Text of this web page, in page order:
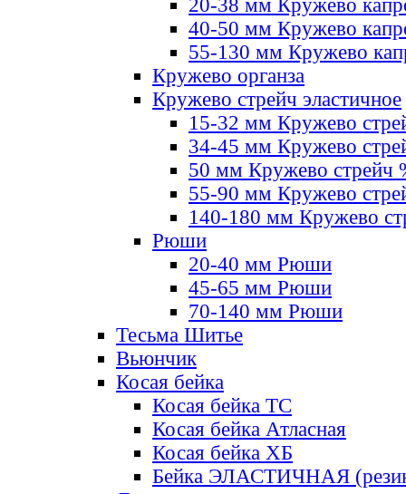
20-38 мм Кружево
40-50 мм Кружево
55-130 мм Кружево
Кружево органза
Кружево стрейч эластичное
15-32 мм Кружево
34-45 мм Кружево
50 мм Кружево стрейч
55-90 мм Кружево
140-180 мм Кружево
Рюши
20-40 мм Рюши
45-65 мм Рюши
70-140 мм Рюши
Тесьма Шитье
Вьюнчик
Косая бейка
Косая бейка ТС
Косая бейка Атласная
Косая бейка ХБ
Бейка ЭЛАСТИЧНАЯ